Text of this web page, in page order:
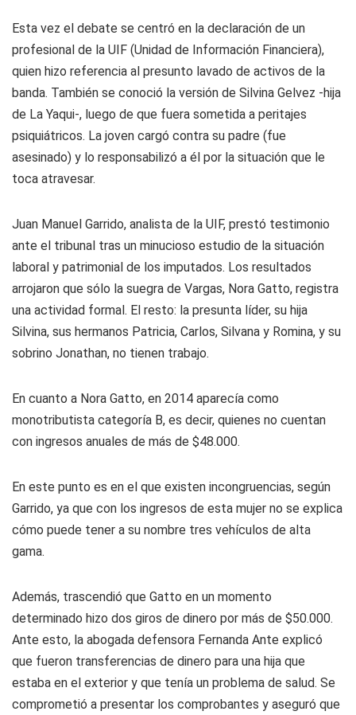
Esta vez el debate se centró en la declaración de un
profesional de la UIF (Unidad de Información Financiera),
quien hizo referencia al presunto lavado de activos de la
banda. También se conoció la versión de Silvina Gelvez -hija
de La Yaqui-, luego de que fuera sometida a peritajes
psiquiátricos. La joven cargó contra su padre (fue
asesinado) y lo responsabilizó a él por la situación que le
toca atravesar.
Juan Manuel Garrido, analista de la UIF, prestó testimonio
ante el tribunal tras un minucioso estudio de la situación
laboral y patrimonial de los imputados. Los resultados
arrojaron que sólo la suegra de Vargas, Nora Gatto, registra
una actividad formal. El resto: la presunta líder, su hija
Silvina, sus hermanos Patricia, Carlos, Silvana y Romina, y su
sobrino Jonathan, no tienen trabajo.
En cuanto a Nora Gatto, en 2014 aparecía como
monotributista categoría B, es decir, quienes no cuentan
con ingresos anuales de más de $48.000.
En este punto es en el que existen incongruencias, según
Garrido, ya que con los ingresos de esta mujer no se explica
cómo puede tener a su nombre tres vehículos de alta
gama.
Además, trascendió que Gatto en un momento
determinado hizo dos giros de dinero por más de $50.000.
Ante esto, la abogada defensora Fernanda Ante explicó
que fueron transferencias de dinero para una hija que
estaba en el exterior y que tenía un problema de salud. Se
comprometió a presentar los comprobantes y aseguró que